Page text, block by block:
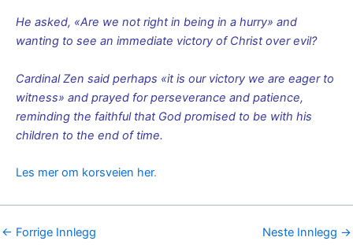
He asked, «Are we not right in being in a hurry» and
wanting to see an immediate victory of Christ over evil?
Cardinal Zen said perhaps «it is our victory we are eager to
witness» and prayed for perseverance and patience,
reminding the faithful that God promised to be with his
children to the end of time.
Les mer om korsveien her.
← Forrige Innlegg Neste Innlegg →